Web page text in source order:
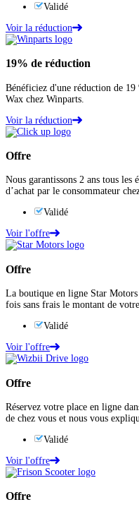
Validé
Voir la réduction
19% de réduction
Bénéficiez d'une réduction de
Wax chez Winparts.
Voir la réduction
Offre
Nous garantissons 2 ans tous les
d’achat par le consommateur
Validé
Voir l'offre
Offre
La boutique en ligne Star
fois sans frais le montant de
Validé
Voir l'offre
Offre
Réservez votre place en ligne
de chez vous et nous vous
Validé
Voir l'offre
Offre